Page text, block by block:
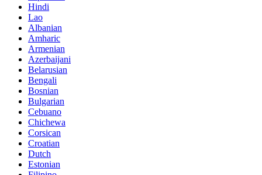
Hindi
Lao
Albanian
Amharic
Armenian
Azerbaijani
Belarusian
Bengali
Bosnian
Bulgarian
Cebuano
Chichewa
Corsican
Croatian
Dutch
Estonian